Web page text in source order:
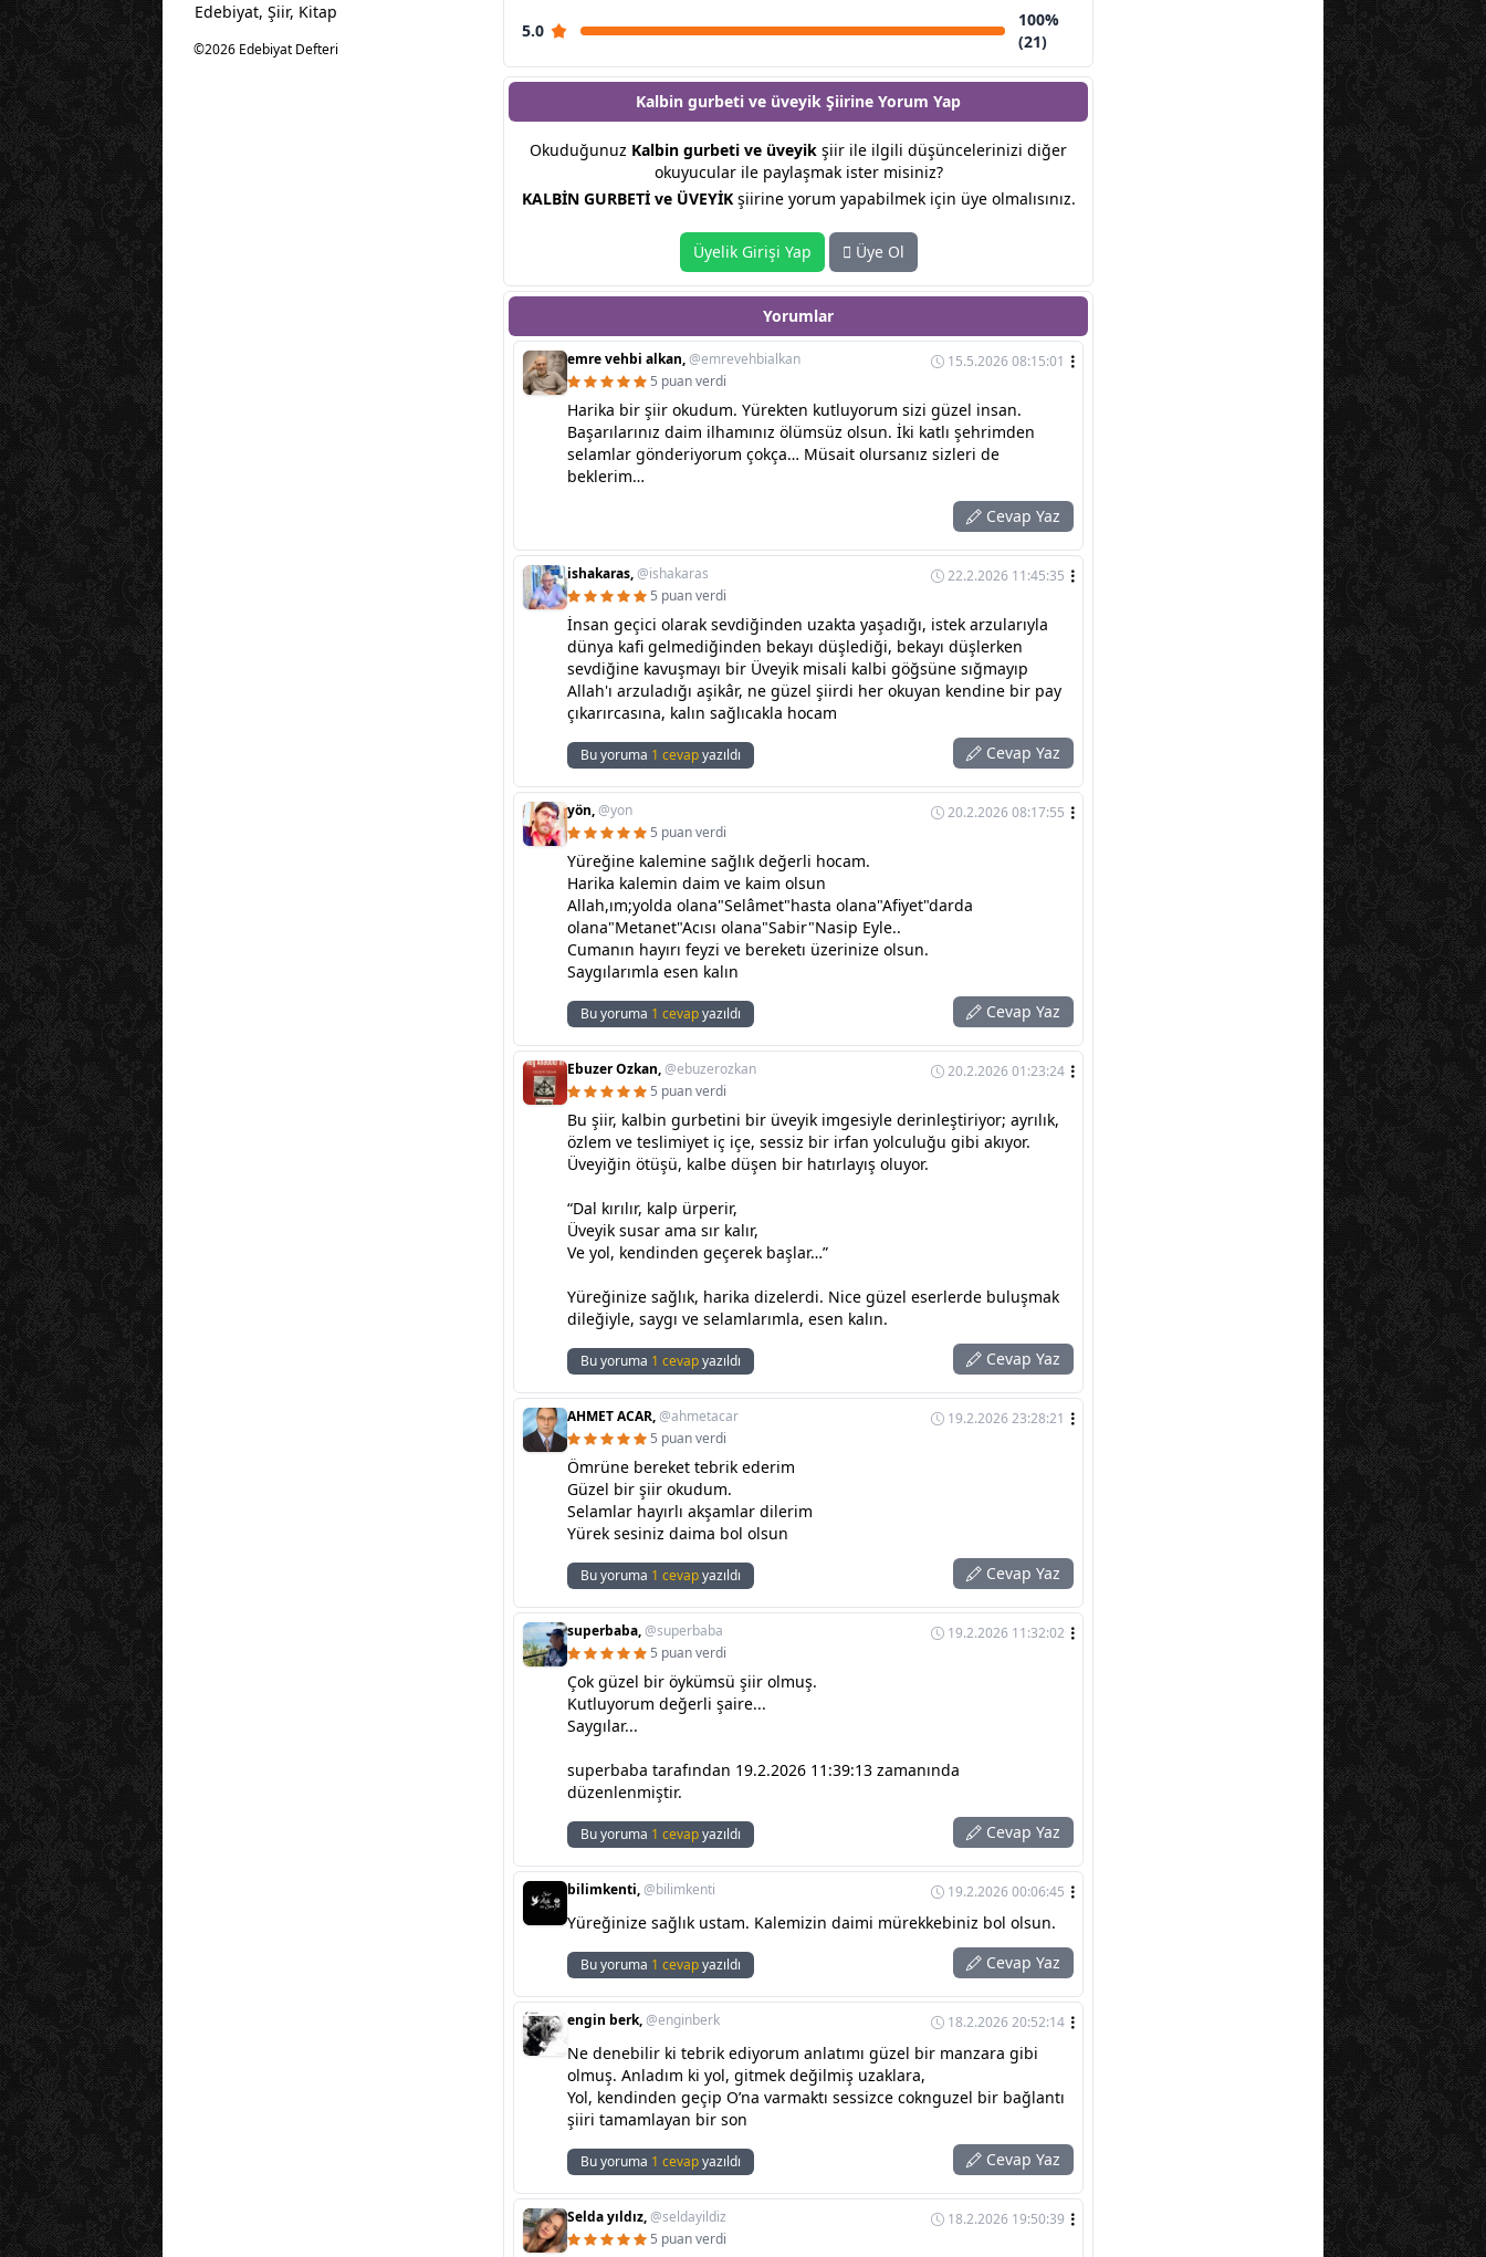
Edebiyat, Şiir, Kitap
©2026 Edebiyat Defteri
5.0
100%
(21)
Kalbin gurbeti ve üveyik Şiirine Yorum Yap
Okuduğunuz Kalbin gurbeti ve üveyik şiir ile ilgili düşüncelerinizi diğer
okuyucular ile paylaşmak ister misiniz?
KALBİN GURBETİ ve ÜVEYİKşiirine yorum yapabilmek için üye olmalısınız.
Üyelik Girişi Yap Üye Ol
Yorumlar
emre vehbi alkan,@emrevehbialkan
15.5.2026 08:15:01
5 puan verdi
Harika bir şiir okudum. Yürekten kutluyorum sizi güzel insan.
Başarılarınız daim ilhamınız ölümsüz olsun. İki katlı şehrimden
selamlar gönderiyorum çokça… Müsait olursanız sizleri de
beklerim…
Cevap Yaz
ishakaras,@ishakaras
22.2.2026 11:45:35
5 puan verdi
İnsan geçici olarak sevdiğinden uzakta yaşadığı, istek arzularıyla
dünya kafi gelmediğinden bekayı düşlediği, bekayı düşlerken
sevdiğine kavuşmayı bir Üveyik misali kalbi göğsüne sığmayıp
Allah'ı arzuladığı aşikâr, ne güzel şiirdi her okuyan kendine bir pay
çıkarırcasına, kalın sağlıcakla hocam
Bu yoruma 1 cevapyazıldı Cevap Yaz
yön,@yon
20.2.2026 08:17:55
5 puan verdi
Yüreğine kalemine sağlık değerli hocam.
Harika kalemin daim ve kaim olsun
Allah,ım;yolda olana"Selâmet"hasta olana"Afiyet"darda
olana"Metanet"Acısı olana"Sabir"Nasip Eyle..
Cumanın hayırı feyzi ve bereketı üzerinize olsun.
Saygılarımla esen kalın
Bu yoruma 1 cevapyazıldı Cevap Yaz
Ebuzer Ozkan,@ebuzerozkan
20.2.2026 01:23:24
5 puan verdi
Bu şiir, kalbin gurbetini bir üveyik imgesiyle derinleştiriyor; ayrılık,
özlem ve teslimiyet iç içe, sessiz bir irfan yolculuğu gibi akıyor.
Üveyiğin ötüşü, kalbe düşen bir hatırlayış oluyor.
“Dal kırılır, kalp ürperir,
Üveyik susar ama sır kalır,
Ve yol, kendinden geçerek başlar…”
Yüreğinize sağlık, harika dizelerdi. Nice güzel eserlerde buluşmak
dileğiyle, saygı ve selamlarımla, esen kalın.
Bu yoruma 1 cevapyazıldı Cevap Yaz
AHMET ACAR,@ahmetacar
19.2.2026 23:28:21
5 puan verdi
Ömrüne bereket tebrik ederim
Güzel bir şiir okudum.
Selamlar hayırlı akşamlar dilerim
Yürek sesiniz daima bol olsun
Bu yoruma 1 cevapyazıldı Cevap Yaz
superbaba,@superbaba
19.2.2026 11:32:02
5 puan verdi
Çok güzel bir öykümsü şiir olmuş.
Kutluyorum değerli şaire...
Saygılar...
superbaba tarafından 19.2.2026 11:39:13 zamanında
düzenlenmiştir.
Bu yoruma 1 cevapyazıldı Cevap Yaz
bilimkenti,@bilimkenti 19.2.2026 00:06:45
Yüreğinize sağlık ustam. Kalemizin daimi mürekkebiniz bol olsun.
Bu yoruma 1 cevapyazıldı Cevap Yaz
engin berk,@enginberk 18.2.2026 20:52:14
Ne denebilir ki tebrik ediyorum anlatımı güzel bir manzara gibi
olmuş. Anladım ki yol, gitmek değilmiş uzaklara,
Yol, kendinden geçip O’na varmaktı sessizce coknguzel bir bağlantı
şiiri tamamlayan bir son
Bu yoruma 1 cevapyazıldı Cevap Yaz
Selda yıldız,@seldayildiz
18.2.2026 19:50:39
5 puan verdi